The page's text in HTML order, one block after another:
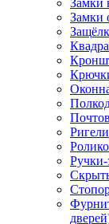
Замки
Замки
Ригели